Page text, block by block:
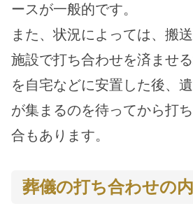
ースが一般的です。
また、状況によっては、搬
施設で打ち合わせを済ませ
を自宅などに安置した後、
が集まるのを待ってから打
合もあります。
葬儀の打ち合わせの